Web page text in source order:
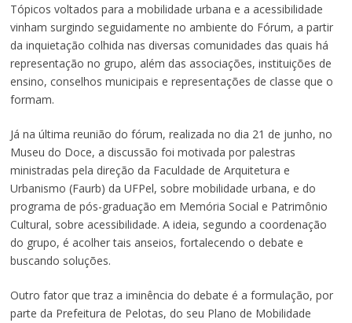
Tópicos voltados para a mobilidade urbana e a acessibilidade
vinham surgindo seguidamente no ambiente do Fórum, a partir
da inquietação colhida nas diversas comunidades das quais há
representação no grupo, além das associações, instituições de
ensino, conselhos municipais e representações de classe que o
formam.
Já na última reunião do fórum, realizada no dia 21 de junho, no
Museu do Doce, a discussão foi motivada por palestras
ministradas pela direção da Faculdade de Arquitetura e
Urbanismo (Faurb) da UFPel, sobre mobilidade urbana, e do
programa de pós-graduação em Memória Social e Patrimônio
Cultural, sobre acessibilidade. A ideia, segundo a coordenação
do grupo, é acolher tais anseios, fortalecendo o debate e
buscando soluções.
Outro fator que traz a iminência do debate é a formulação, por
parte da Prefeitura de Pelotas, do seu Plano de Mobilidade